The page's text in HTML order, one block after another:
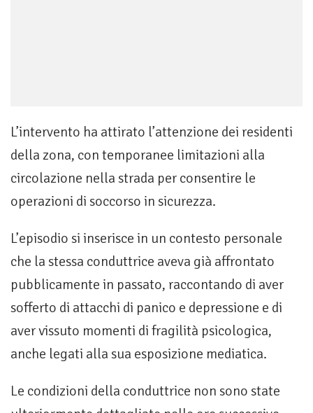
L’intervento ha attirato l’attenzione dei residenti
della zona, con temporanee limitazioni alla
circolazione nella strada per consentire le
operazioni di soccorso in sicurezza.
L’episodio si inserisce in un contesto personale
che la stessa conduttrice aveva già affrontato
pubblicamente in passato, raccontando di aver
sofferto di attacchi di panico e depressione e di
aver vissuto momenti di fragilità psicologica,
anche legati alla sua esposizione mediatica.
Le condizioni della conduttrice non sono state